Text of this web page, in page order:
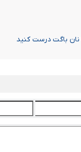
نان باگت درست کنید